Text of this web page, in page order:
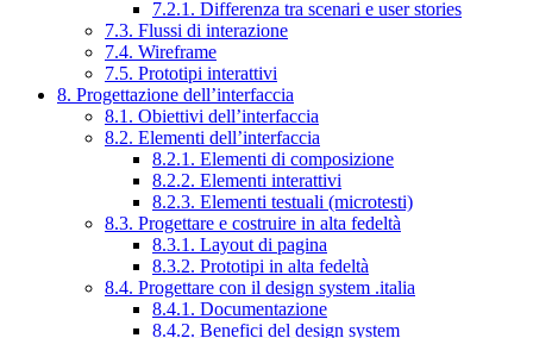
7.2.1. Differenza tra scenari e user stories
7.3. Flussi di interazione
7.4. Wireframe
7.5. Prototipi interattivi
8. Progettazione dell’interfaccia
8.1. Obiettivi dell’interfaccia
8.2. Elementi dell’interfaccia
8.2.1. Elementi di composizione
8.2.2. Elementi interattivi
8.2.3. Elementi testuali (microtesti)
8.3. Progettare e costruire in alta fedeltà
8.3.1. Layout di pagina
8.3.2. Prototipi in alta fedeltà
8.4. Progettare con il design system .italia
8.4.1. Documentazione
8.4.2. Benefici del design system